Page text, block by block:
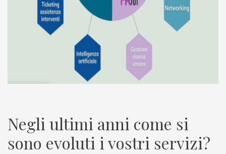
Negli ultimi anni come si
sono evoluti i vostri servizi?